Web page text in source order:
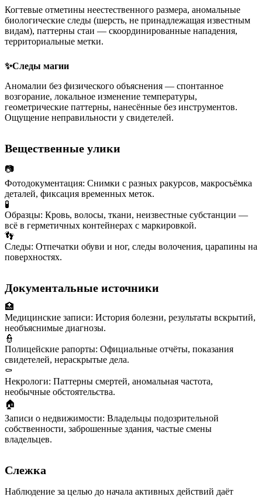
Когтевые отметины неестественного размера, аномальные
биологические следы (шерсть, не принадлежащая известным
видам), паттерны стаи — скоординированные нападения,
территориальные метки.
✨Следы магии
Аномалии без физического объяснения — спонтанное
возгорание, локальное изменение температуры,
геометрические паттерны, нанесённые без инструментов.
Ощущение неправильности у свидетелей.
Вещественные улики
📷
Фотодокументация: Снимки с разных ракурсов, макросъёмка
деталей, фиксация временных меток.
🧪
Образцы: Кровь, волосы, ткани, неизвестные субстанции —
всё в герметичных контейнерах с маркировкой.
👣
Следы: Отпечатки обуви и ног, следы волочения, царапины на
поверхностях.
Документальные источники
🏥
Медицинские записи: История болезни, результаты вскрытий,
необъяснимые диагнозы.
👮
Полицейские рапорты: Официальные отчёты, показания
свидетелей, нераскрытые дела.
⚰️
Некрологи: Паттерны смертей, аномальная частота,
необычные обстоятельства.
🏠
Записи о недвижимости: Владельцы подозрительной
собственности, заброшенные здания, частые смены
владельцев.
Слежка
Наблюдение за целью до начала активных действий даёт